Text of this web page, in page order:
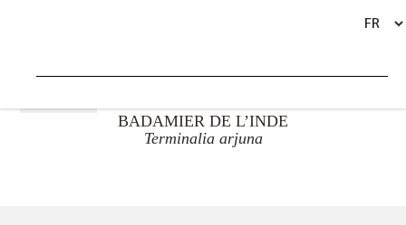
BADAMIER DE L’INDE
Terminalia arjuna